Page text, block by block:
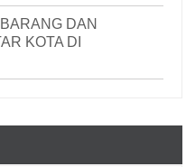
DAN
KOTA DI